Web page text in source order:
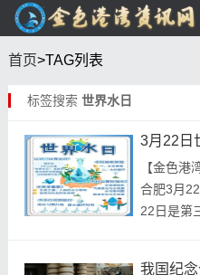
首页>TAG列表
标签搜索 世界水日
【金色港
合肥3月
22日是第